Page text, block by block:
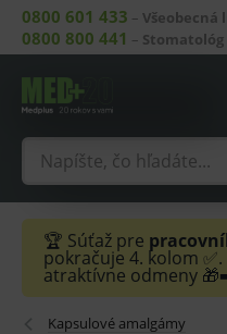
0800 601 433 – Všeobecná
0800 800 441 – Stomatológ
🏆 Súťaž pre
pokračuje 4. kolom ✅.
atraktívne odmeny
Kapsulové amalgámy